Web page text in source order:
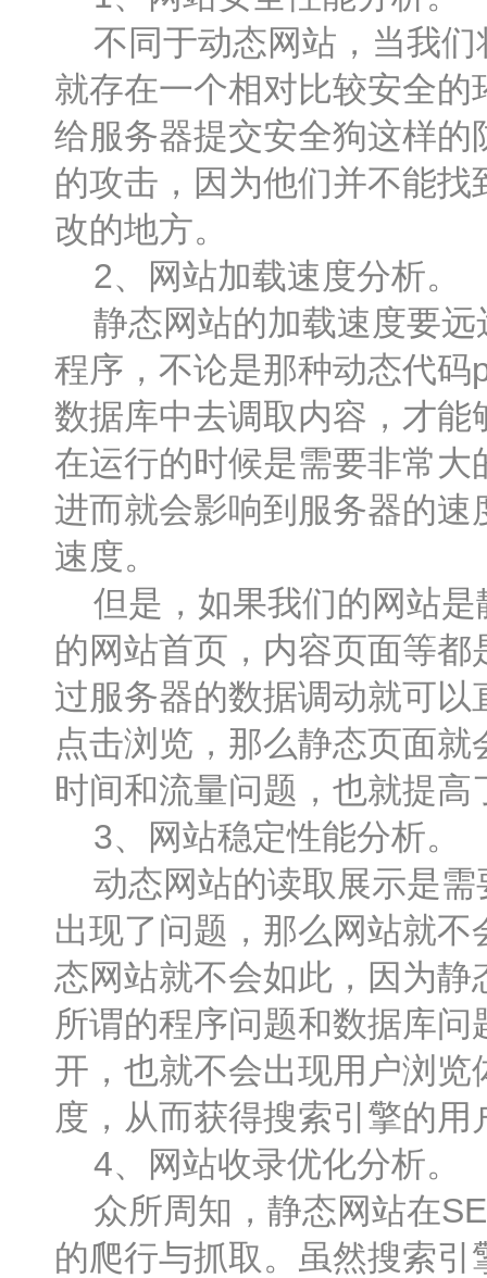
不同于动态网站，当我们
就存在一个相对比较安全
给服务器提交安全狗这样
的攻击，因为他们并不能
改的地方。
2、网站加载速度分析。
静态网站的加载速度要远
程序，不论是那种动态代
数据库中去调取内容，才
在运行的时候是需要非常
进而就会影响到服务器的
速度。
但是，如果我们的网站是
的网站首页，内容页面等
过服务器的数据调动就可
点击浏览，那么静态页面
时间和流量问题，也就提
3、网站稳定性能分析。
动态网站的读取展示是需
出现了问题，那么网站就
态网站就不会如此，因为
所谓的程序问题和数据库
开，也就不会出现用户浏
度，从而获得搜索引擎的
4、网站收录优化分析。
众所周知，静态网站在
的爬行与抓取。虽然搜索